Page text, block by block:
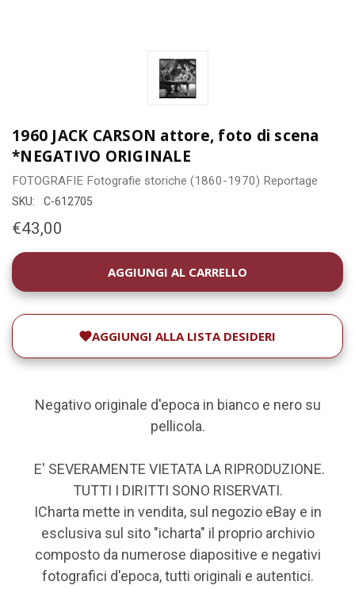
1960 JACK CARSON attore, foto di scena
*NEGATIVO ORIGINALE
FOTOGRAFIE Fotografie storiche (1860-1970) Reportage
SKU: C-612705
€43,00
DISPONIBILITÀ
ATTUALE:
AGGIUNGI ALLA LISTA DESIDERI
Negativo originale d'epoca in bianco e nero su
pellicola.
E' SEVERAMENTE VIETATA LA RIPRODUZIONE.
TUTTI I DIRITTI SONO RISERVATI.
ICharta mette in vendita, sul negozio eBay e in
esclusiva sul sito "icharta" il proprio archivio
composto da numerose diapositive e negativi
fotografici d'epoca, tutti originali e autentici.